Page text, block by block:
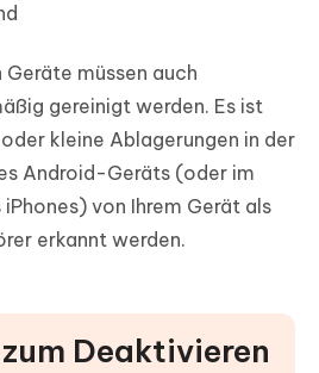
müssen auch
gereinigt werden. Es ist
kleine Ablagerungen in der
Android-Geräts (oder im
von Ihrem Gerät als
erkannt werden.
Deaktivieren